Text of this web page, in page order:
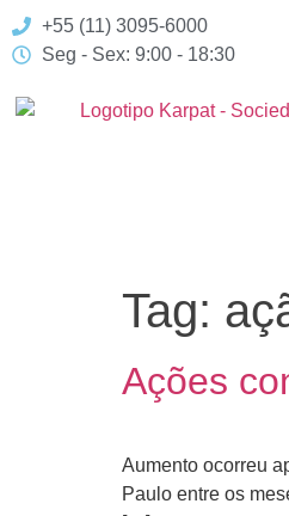
+55 (11) 3095-6000
Seg - Sex: 9:00 - 18:30
Tag:
Ações
Aumento ocorreu
Paulo entre os